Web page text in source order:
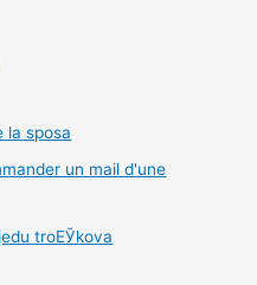
la sposa
un mail d'une
troЕЎkova